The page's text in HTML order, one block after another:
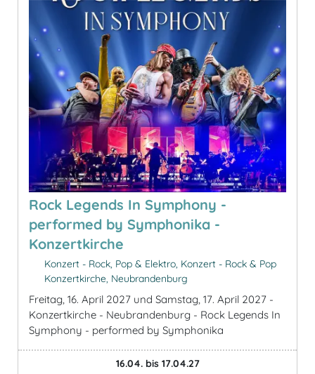
Rock Legends In Symphony -
performed by Symphonika -
Konzertkirche
Konzert - Rock, Pop & Elektro, Konzert - Rock & Pop
Konzertkirche, Neubrandenburg
Freitag, 16. April 2027 und Samstag, 17. April 2027 -
Konzertkirche - Neubrandenburg - Rock Legends In
Symphony - performed by Symphonika
16.04. bis 17.04.27